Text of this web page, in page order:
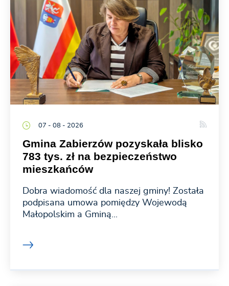
07 - 08 - 2026
Gmina Zabierzów pozyskała blisko
783 tys. zł na bezpieczeństwo
mieszkańców
Dobra wiadomość dla naszej gminy! Została
podpisana umowa pomiędzy Wojewodą
Małopolskim a Gminą...